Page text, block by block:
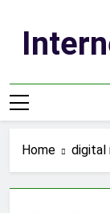
content
Home digital